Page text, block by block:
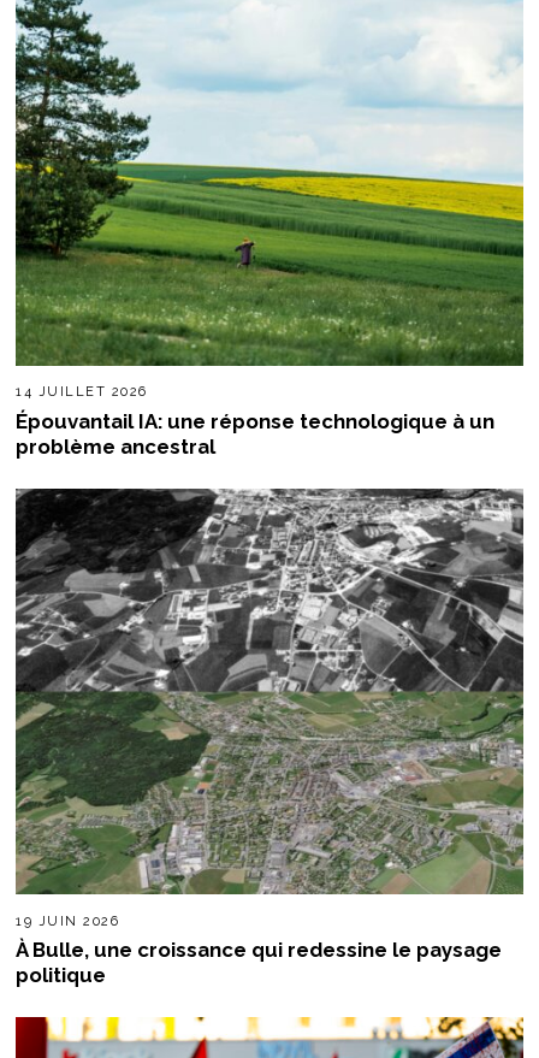
14 JUILLET 2026
Épouvantail IA: une réponse technologique à un
problème ancestral
19 JUIN 2026
À Bulle, une croissance qui redessine le paysage
politique